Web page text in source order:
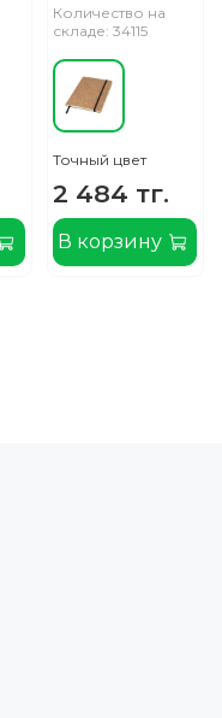
Количество на
складе: 34115
Точный цвет
2 484 тг.
В корзину